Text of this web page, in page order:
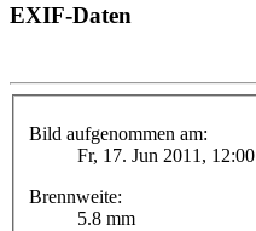
EXIF-Daten
Bild aufgenommen am:
Fr, 17. Jun 2011, 12:00
Brennweite:
5.8 mm